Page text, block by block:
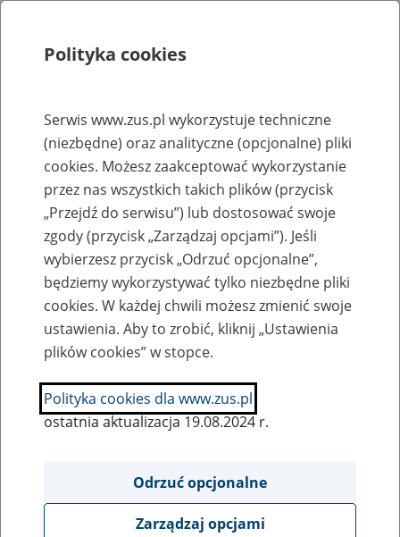
Rejestry, ewidencje i archiwa
Baza zlikwidowanych lub
przekształconych zakładów pracy
Nazwa zakładu pracy:
SZUKAJ
Ukryj wszystkie pozycje bazy
Polityka cookies
Serwis www.zus.pl wykorzystuje techniczne
(niezbędne) oraz analityczne (opcjonalne) pliki
cookies. Możesz zaakceptować wykorzystanie
przez nas wszystkich takich plików (przycisk
„Przejdź do serwisu”) lub dostosować swoje
zgody (przycisk „Zarządzaj opcjami”). Jeśli
wybierzesz przycisk „Odrzuć opcjonalne”,
będziemy wykorzystywać tylko niezbędne pliki
cookies. W każdej chwili możesz zmienić swoje
ustawienia. Aby to zrobić, kliknij „Ustawienia
plików cookies” w stopce.
Polityka cookies dla www.zus.pl
ostatnia aktualizacja 19.08.2024 r.
Odrzuć opcjonalne
Zarządzaj opcjami